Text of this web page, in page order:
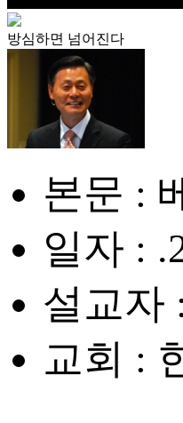
방심하면 넘어진다
본문 :
일자 :
설교자
교회 :